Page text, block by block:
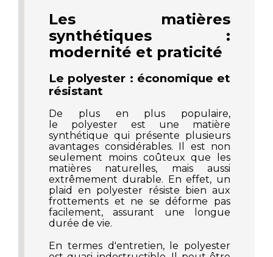
Les matières
synthétiques :
modernité et praticité
Le polyester : économique et
résistant
De plus en plus populaire,
le polyester est une matière
synthétique qui présente plusieurs
avantages considérables. Il est non
seulement moins coûteux que les
matières naturelles, mais aussi
extrêmement durable. En effet, un
plaid en polyester résiste bien aux
frottements et ne se déforme pas
facilement, assurant une longue
durée de vie.
En termes d'entretien, le polyester